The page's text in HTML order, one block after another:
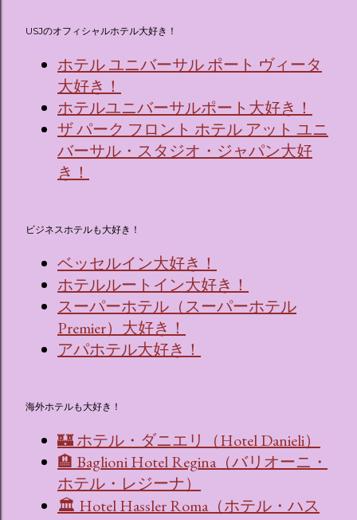
USJのオフィシャルホテル大好き！
ホテル ユニバーサル ポート ヴィータ
大好き！
ホテルユニバーサルポート大好き！
ザ パーク フロント ホテル アット ユニ
バーサル・スタジオ・ジャパン大好
き！
ビジネスホテルも大好き！
ベッセルイン大好き！
ホテルルートイン大好き！
スーパーホテル（スーパーホテル
Premier）大好き！
アパホテル大好き！
海外ホテルも大好き！
🏰 ホテル・ダニエリ（Hotel Danieli）
🏨 Baglioni Hotel Regina（バリオーニ・
ホテル・レジーナ）
🏛 Hotel Hassler Roma（ホテル・ハス